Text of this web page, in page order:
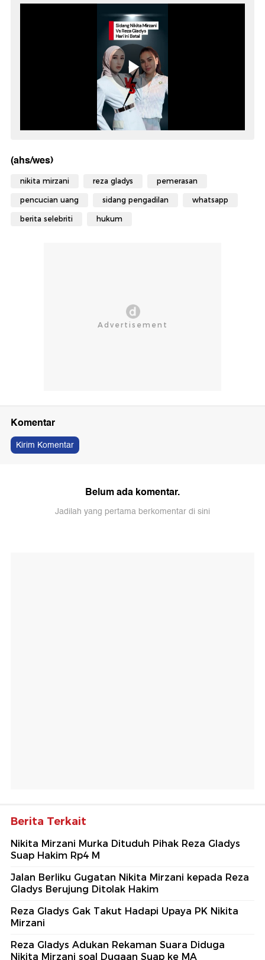
(ahs/wes)
nikita mirzani reza gladys pemerasan
pencucian uang sidang pengadilan whatsapp
berita selebriti hukum
Komentar
Kirim Komentar
Belum ada komentar.
Jadilah yang pertama berkomentar di sini
Berita Terkait
Nikita Mirzani Murka Dituduh Pihak Reza Gladys
Suap Hakim Rp4 M
Jalan Berliku Gugatan Nikita Mirzani kepada Reza
Gladys Berujung Ditolak Hakim
Reza Gladys Gak Takut Hadapi Upaya PK Nikita
Mirzani
Reza Gladys Adukan Rekaman Suara Diduga
Nikita Mirzani soal Dugaan Suap ke MA